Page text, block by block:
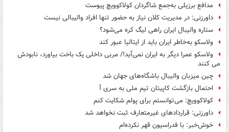
مدافع برزیلی به‌جمع شاگردان کولاکوویچ پیوست
داورزنی: در مدیریت کلان نیاز به حضور تنها افراد والیبالی نیست
ستاره والیبال ایران راهی لیگ کره می‌شود؟
ولاسکو به‌خاطر ایران باید از ایتالیا عبور کند
ولاسکو عمرا دیگر به ایران نمی‌آید!/ مربی داخلی یک باخت بیاورد، نابودش
می کنند
چین میزبان والیبال باشگاه‌های جهان شد
احتمال بازگشت کاپیتان تیم ملی به سری آ
کولاکوویچ: می‌توانستم برای پولم شکایت کنم
داورزنی: قراردادهای غیرمتعارف ثبت نخواهد شد
خوش‌خبر: با فدراسیون قهر نکرده‌ام